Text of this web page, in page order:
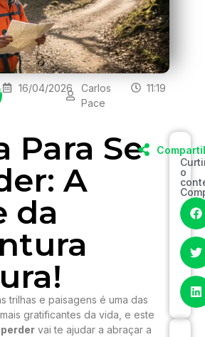
16/04/2026
Carlos
Pace
11:19
Para Se
A
da
trilhas e paisagens é uma das
gratificantes da vida, e este
vai te ajudar a abraçar a
o